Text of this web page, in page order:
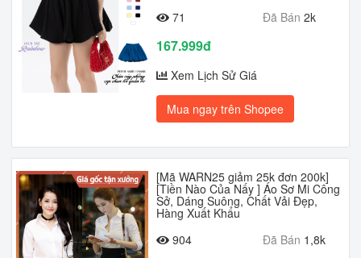
71
Đã Bán 2k
167.999đ
Xem Lịch Sử Giá
Mua ngay trên Shopee
[Mã WARN25 giảm 25k đơn 200k]
[Tiền Nào Của Nấy ] Áo Sơ Mi Công
Sở, Dáng Suông, Chất Vải Đẹp,
Hàng Xuất Khẩu
904
Đã Bán 1,8k